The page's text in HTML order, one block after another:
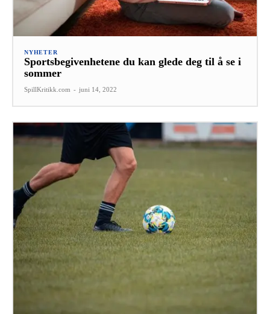
NYHETER
Sportsbegivenhetene du kan glede deg til å se i
sommer
SpillKritikk.com - juni 14, 2022